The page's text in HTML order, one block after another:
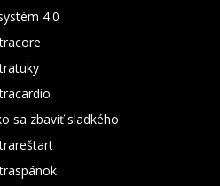
4.0
sa zbaviť sladkého